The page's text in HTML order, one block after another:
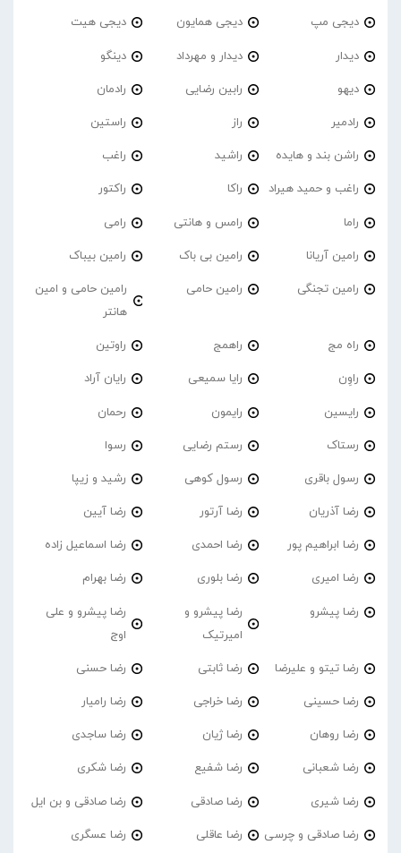
دیجی مپ دیجی همایون دیجی هیت
دیدار دیدار و مهرداد دینگو
دیهو رابین رضایی رادمان
رادمیر راز راستین
راشن بند و هایده راشید راغب
راغب و حمید هیراد راکا راکتور
راما رامس و هانتی رامی
رامین آریانا رامین بی باک رامین بیباک
رامین تجنگی رامین حامی
رامین حامی و امین
هانتر
راه مج راهمج راوتین
راوِن رایا سمیعی رایان آراد
رایسین رایمون رحمان
رستاک رستم رضایی رسوا
رسول باقری رسول کوهی رشید و زیپا
رضا آذریان رضا آرتور رضا آیین
رضا ابراهیم پور رضا احمدی رضا اسماعیل زاده
رضا امیری رضا بلوری رضا بهرام
رضا پیشرو
رضا پیشرو و
امیرتیک
رضا پیشرو و علی
اوج
رضا تیتو و علیرضا رضا ثابتی رضا حسنی
رضا حسینی رضا خراجی رضا رامیار
رضا روهان رضا ژیان رضا ساجدی
رضا شعبانی رضا شفیع رضا شکری
رضا شیری رضا صادقی رضا صادقی و بن ایل
رضا صادقی و چرسی رضا عاقلی رضا عسگری